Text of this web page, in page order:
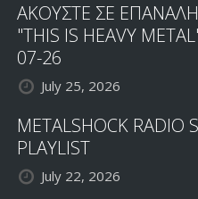
ΑΚΟΥΣΤΕ ΣΕ
"THIS IS HEAVY
07-26
July 25, 2026
METALSHOCK RADIO
PLAYLIST
July 22, 2026